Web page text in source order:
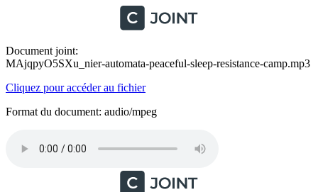
Document joint:
MAjqpyO5SXu_nier-automata-peaceful-sleep-resistance-camp.mp3
Cliquez pour accéder au fichier
Format du document: audio/mpeg